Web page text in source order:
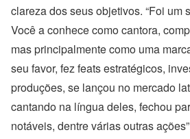
clareza dos seus objetivos. “Foi um
Você a conhece como cantora,
mas principalmente como uma
seu favor, fez feats estratégicos,
produções, se lançou no mercado
cantando na língua deles, fechou
notáveis, dentre várias outras